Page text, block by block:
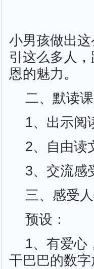
小男孩做出
引这么多人
恩的魅力。
二、默读
1、出示阅
2、自由读
3、交流感
三、感受人
预设：
1、有爱心
干巴巴的数